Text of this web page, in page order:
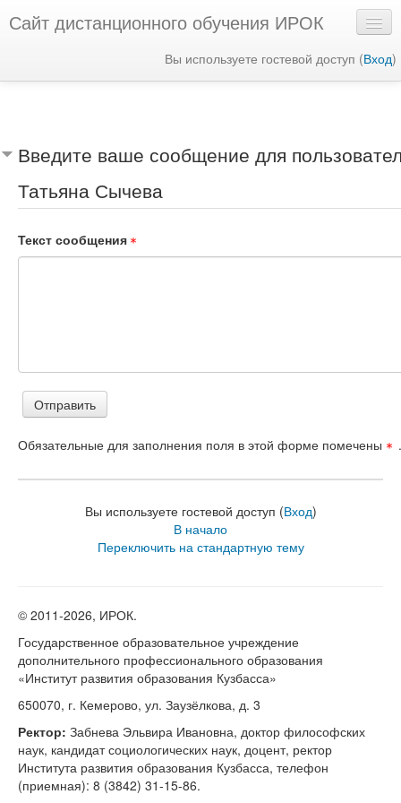
Сайт дистанционного обучения ИРОК
Вы используете гостевой доступ (Вход)
Введите ваше сообщение для
Татьяна Сычева
Текст сообщения
Обязательные для заполнения поля в этой форме помечены .
Вы используете гостевой доступ (Вход)
В начало
Переключить на стандартную тему
© 2011-2026, ИРОК.
Государственное образовательное учреждение
дополнительного профессионального образования
«Институт развития образования Кузбасса»
650070, г. Кемерово, ул. Заузёлкова, д. 3
Ректор: Забнева Эльвира Ивановна, доктор философских
наук, кандидат социологических наук, доцент, ректор
Института развития образования Кузбасса, телефон
(приемная): 8 (3842) 31-15-86.